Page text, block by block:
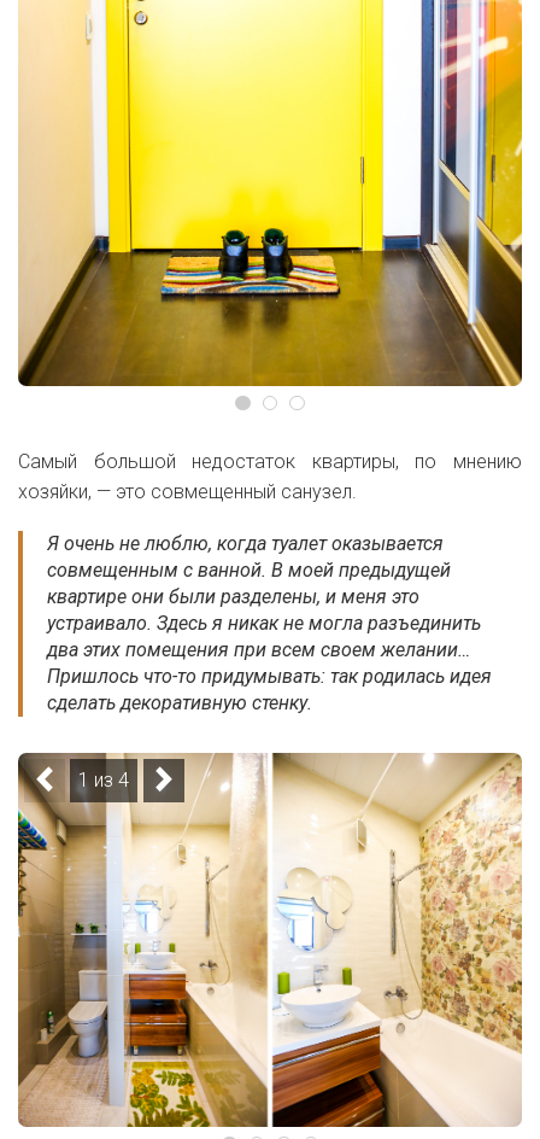
Самый большой недостаток квартиры, по мнению
хозяйки, — это совмещенный санузел.
Я очень не люблю, когда туалет оказывается
совмещенным с ванной. В моей предыдущей
квартире они были разделены, и меня это
устраивало. Здесь я никак не могла разъединить
два этих помещения при всем своем желании…
Пришлось что-то придумывать: так родилась идея
сделать декоративную стенку.
1 из 4